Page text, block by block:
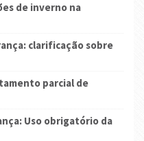
de inverno na
clarificação sobre
parcial de
Uso obrigatório da